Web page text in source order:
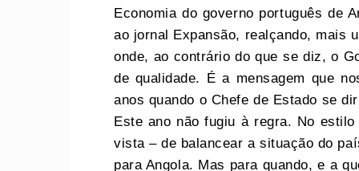
Economia do governo português de
ao jornal Expansão, realçando, mais
onde, ao contrário do que se diz, o
de qualidade. É a mensagem que
anos quando o Chefe de Estado se
Este ano não fugiu à regra. No
vista – de balancear a situação do
para Angola. Mas para quando, e a